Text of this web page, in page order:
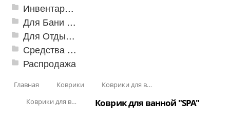
Инвентарь для клининга
Для Бани и Сауны
Для Отдыха и Пикника
Средства от насекомых и садовых вредителей
Распродажа
Главная Коврики
Коврики для ванн
Коврики для ванной
Коврик для ванной "SPA"